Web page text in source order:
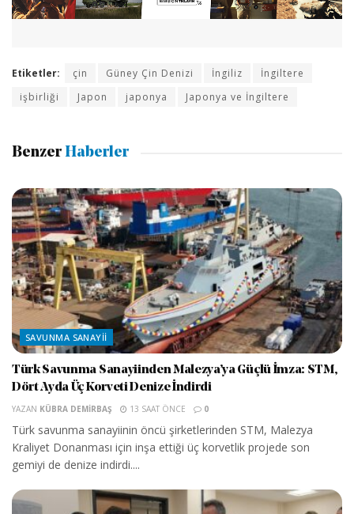
Etiketler: çin Güney Çin Denizi İngiliz
İngiltere
işbirliği
Japon japonya Japonya ve İngiltere
Benzer Haberler
SAVUNMA SANAYII
Türk Savunma Sanayiinden Malezya’ya Güçlü İmza: STM,
Dört Ayda Üç Korveti Denize İndirdi
YAZAN KÜBRA DEMIRBAŞ 13 SAAT ÖNCE 0
Türk savunma sanayiinin öncü şirketlerinden STM, Malezya
Kraliyet Donanması için inşa ettiği üç korvetlik projede son
gemiyi de denize indirdi....